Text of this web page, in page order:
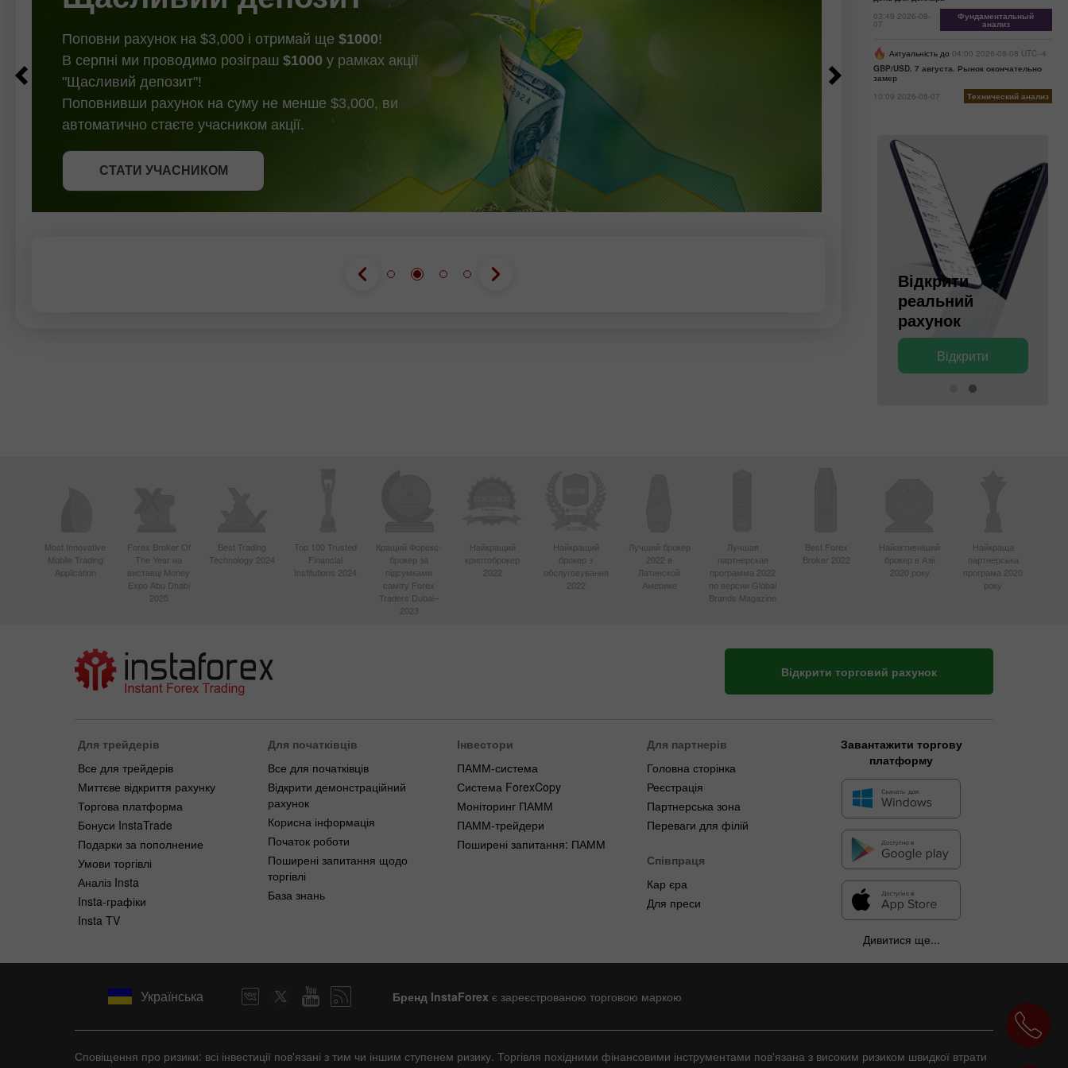
СТАТИ УЧАСНИКОМ
Поповни рахунок на $3,000 і отримай ще $1000!
В серпні ми проводимо розіграш $1000 у рамках акції
"Щасливий депозит"!
Поповнивши рахунок на суму не менше $3,000, ви
автоматично стаєте учасником акції.
СТАТИ УЧАСНИКОМ
ОТРИМАТИ БОНУС
03:49 2026-08-
07
Фундаментальный
анализ
Актуальність до 04:00 2026-08-08 UTC--4
GBP/USD. 7 августа. Рынок окончательно
замер
10:09 2026-08-07
Технический анализ
Відкрити
реальний
рахунок
Відкрити
Most Innovative
Mobile Trading
Application
Forex Broker Of
The Year на
виставці Money
Expo Abu Dhabi
2025
Best Trading
Technology 2024
Top 100 Trusted
Financial
Institutions 2024
Кращий Форекс-
брокер за
підсумками
саміту Forex
Traders Dubai–
2023
Найкращий
криптоброкер
2022
Найкращий
брокер з
обслуговування
2022
Лучший брокер
2022 в
Латинской
Америке
Лучшая
партнерская
программа 2022
по версии Global
Brands Magazine
Best Forex
Broker 2022
Найактивніший
брокер в Азії
2020 року
Найкраща
партнерська
програма 2020
року
Відкрити торговий рахунок
Для трейдерів
Все для трейдерів
Миттєве відкриття рахунку
Торгова платформа
Бонуси InstaTrade
Подарки за пополнение
Умови торгівлі
Аналіз Insta
Insta-графіки
Insta TV
Для початківців
Все для початківців
Відкрити демонстраційний
рахунок
Корисна інформація
Початок роботи
Поширені запитання щодо
торгівлі
База знань
Інвестори
ПАММ-система
Система ForexCopy
Моніторинг ПАММ
ПАММ-трейдери
Поширені запитання: ПАММ
Для партнерів
Головна сторінка
Реєстрація
Партнерська зона
Переваги для філій
Співпраця
Кар єра
Для преси
Завантажити торгову
платформу
Дивитися ще...
Українська Бренд InstaForex є зареєстрованою торговою маркою
Сповіщення про ризики: всі інвестиції пов'язані з тим чи іншим ступенем ризику. Торгівля похідними фінансовими інструментами пов'язана з високим ризиком швидкої втрати